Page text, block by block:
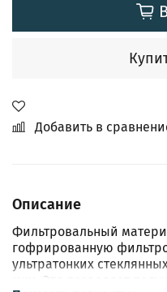
Добавить в
Описание
Фильтровальный
гофрированную
ультратонких
мкм. Это позволяет